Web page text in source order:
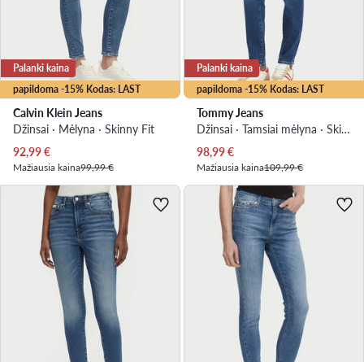
papildoma -15% Kodas: LAST
Palanki kaina
Calvin Klein Jeans
Džinsai · Mėlyna · Skinny Fit
Dabartinė kaina
92,99€
Mažiausia kaina99,99 €
papildoma -15% Kodas: LAST
Palanki kaina
Tommy Jeans
Džinsai · Tamsiai mėlyna · Skinny Fit
Dabartinė kaina
98,99€
Mažiausia kaina109,99 €